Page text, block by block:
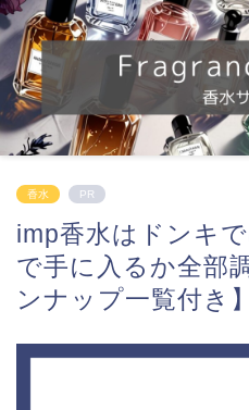
香水 PR
imp香水はドンキ
で手に入るか全部
ンナップ一覧付き】